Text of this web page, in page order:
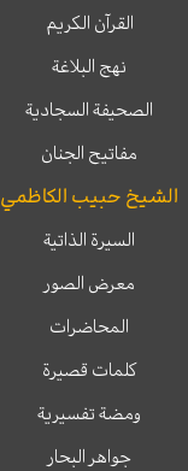
القرآن الكريم
نهج البلاغة
الصحيفة السجادية
مفاتيح الجنان
الشيخ حبيب الكاظمي
السيرة الذاتية
معرض الصور
المحاضرات
كلمات قصيرة
ومضة تفسيرية
جواهر البحار